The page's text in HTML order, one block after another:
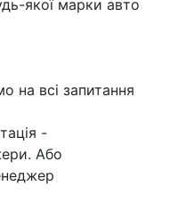
якої марки авто
на всі запитання
-
Або